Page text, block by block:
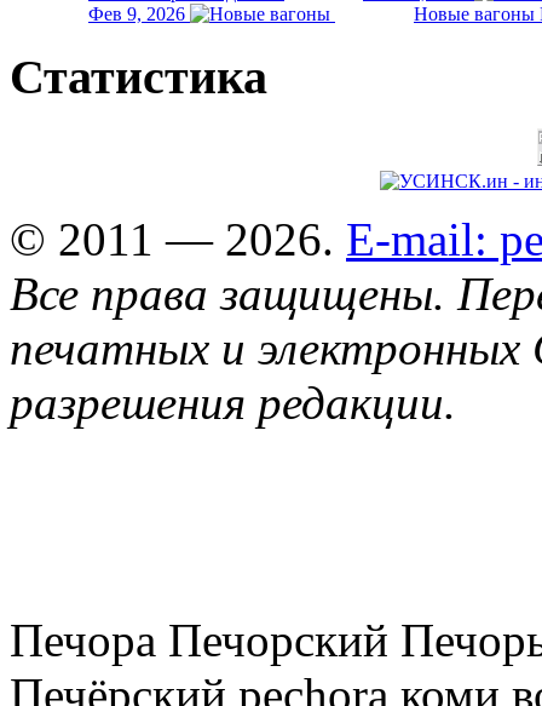
Фев 9, 2026
Новые вагоны
Статистика
© 2011 — 2026. E-mail:
Все права защищены.
печатных и
разрешения редакции.
Печора Печорский
Печёрский pechora коми